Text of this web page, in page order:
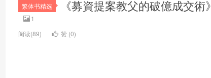
繁体书精选 《募資提案教父的破億成交
1
阅读(89)
赞 (0)